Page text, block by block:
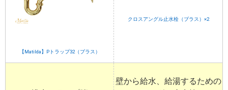
【Matilda】Pトラップ32（ブラス）
クロスアングル止水栓（ブラス）×2
壁から給水、給湯するための